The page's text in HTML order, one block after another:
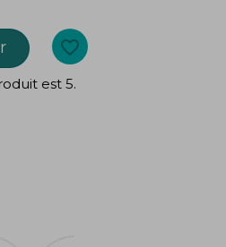
favorite_border
est 5.